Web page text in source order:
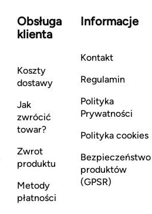
Obsługa
klienta
Koszty
dostawy
Jak
zwrócić
towar?
Zwrot
produktu
Metody
płatności
Informacje
Kontakt
Regulamin
Polityka
Prywatności
Polityka cookies
Bezpieczeństwo
produktów
(GPSR)